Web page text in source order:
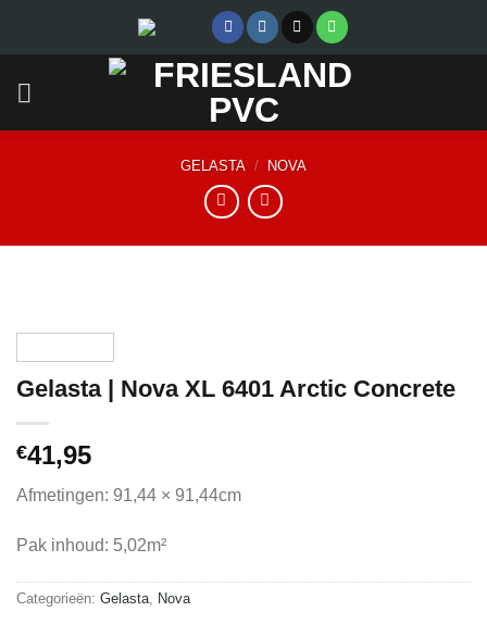
GELASTA / NOVA
Gelasta | Nova XL 6401 Arctic Concrete
€41,95
Afmetingen: 91,44 × 91,44cm
Pak inhoud: 5,02m²
Categorieën: Gelasta Nova